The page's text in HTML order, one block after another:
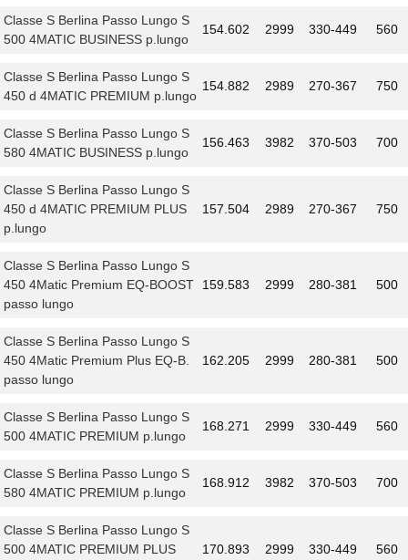
Classe S Berlina Passo Lungo S
500 4MATIC BUSINESS p.lungo
154.602 2999 330-449 560
Classe S Berlina Passo Lungo S
450 d 4MATIC PREMIUM p.lungo
154.882 2989 270-367 750
Classe S Berlina Passo Lungo S
580 4MATIC BUSINESS p.lungo
156.463 3982 370-503 700
Classe S Berlina Passo Lungo S
450 d 4MATIC PREMIUM PLUS
p.lungo
157.504 2989 270-367 750
Classe S Berlina Passo Lungo S
450 4Matic Premium EQ-BOOST
passo lungo
159.583 2999 280-381 500
Classe S Berlina Passo Lungo S
450 4Matic Premium Plus EQ-B.
passo lungo
162.205 2999 280-381 500
Classe S Berlina Passo Lungo S
500 4MATIC PREMIUM p.lungo
168.271 2999 330-449 560
Classe S Berlina Passo Lungo S
580 4MATIC PREMIUM p.lungo
168.912 3982 370-503 700
Classe S Berlina Passo Lungo S
500 4MATIC PREMIUM PLUS
170.893 2999 330-449 560